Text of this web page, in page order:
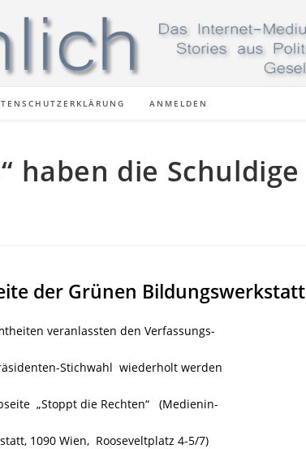
ANMELDEN
haben die Schuldige
der Grünen Bildungswerkstatt
veranlassten den Verfassungs-
Stichwahl wiederholt werden
„Stoppt die Rechten“ (Medienin-
1090 Wien, Rooseveltplatz 4-5/7)